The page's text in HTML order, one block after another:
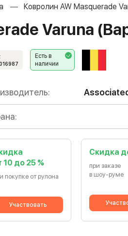
Ковролин AW Masquerade
Varuna
Есть в
наличии
10 до 25 %
покупке от рулона
Участвовать
Cкидка
при заказе
в шоу-руме